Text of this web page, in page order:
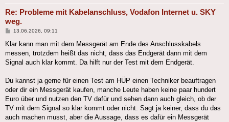
Re: Probleme mit Kabelanschluss, Vodafon Internet u. SKY
weg.
Beitrag
13.06.2026, 09:11
Klar kann man mit dem Messgerät am Ende des Anschlusskabels
messen, trotzdem heißt das nicht, dass das Endgerät dann mit dem
Signal auch klar kommt. Da hilft nur der Test mit dem Endgerät.
Du kannst ja gerne für einen Test am HÜP einen Techniker beauftragen
oder dir ein Messgerät kaufen, manche Leute haben keine paar hundert
Euro über und nutzen den TV dafür und sehen dann auch gleich, ob der
TV mit dem Signal so klar kommt oder nicht. Sagt ja keiner, dass du das
auch machen musst, aber die Aussage, dass es dafür ein Messgerät